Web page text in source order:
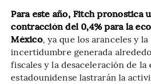
Para este año, Fitch pronostica
contracción del 0,4% para la
México, ya que los aranceles y la
incertidumbre generada
fiscales y la desaceleración de la
estadounidense lastrarán la